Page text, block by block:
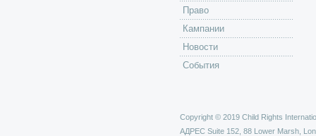
Право
Кампании
Новости
События
Copyright © 2019 Child Rights
АДРЕС Suite 152, 88 Lower Marsh,